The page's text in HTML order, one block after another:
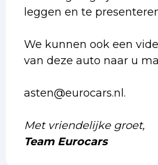
leggen en te
We kunnen ook een
van deze auto naar u
asten@eurocars.nl.
Met vriendelijke groet,
Team Eurocars